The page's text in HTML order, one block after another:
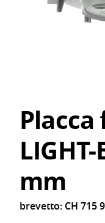
mm
brevetto: CH 715